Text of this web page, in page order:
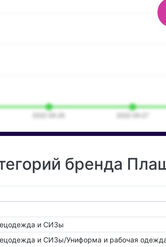
бренда
и СИЗы
и СИЗы/Униформа и рабочая